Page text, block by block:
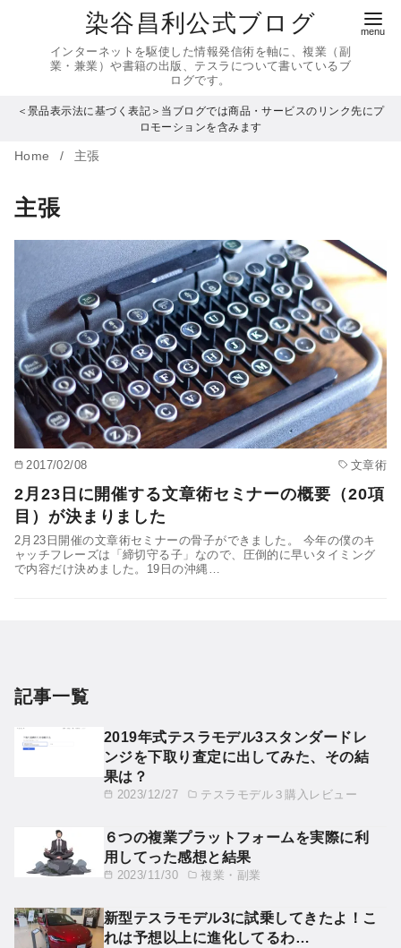
へ
動
染谷昌利公式ブログ
インターネットを駆使した情報発信術を軸に、複業（副
業・兼業）や書籍の出版、テスラについて書いているブ
ログです。
＜景品表示法に基づく表記＞当ブログでは商品・サービスのリンク先にプ
ロモーションを含みます
Home 主張
主張
2017/02/08 文章術
2月23日に開催する文章術セミナーの概要（20項
目）が決まりました
2月23日開催の文章術セミナーの骨子ができました。 今年の僕のキ
ャッチフレーズは「締切守る子」なので、圧倒的に早いタイミング
で内容だけ決めました。19日の沖縄…
記事一覧
2023/12/27 テスラモデル３購入レビュー
2019年式テスラモデル3スタンダードレ
ンジを下取り査定に出してみた、その結
果は？
2023/11/30 複業・副業
６つの複業プラットフォームを実際に利
用してった感想と結果
新型テスラモデル3に試乗してきたよ！こ
れは予想以上に進化してるわ…